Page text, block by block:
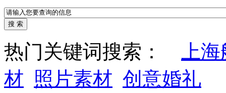
热门关键词搜索：
上
材 照片素材 创意婚礼